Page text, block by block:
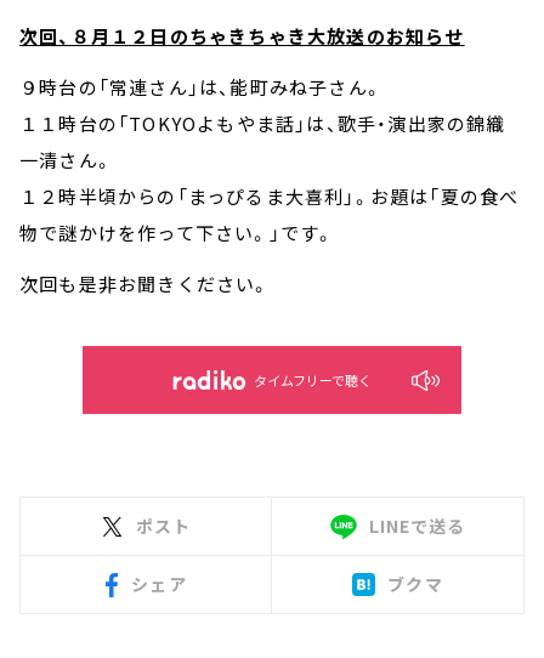
次回、８月１２日のちゃきちゃき大放送のお知らせ
９時台の「常連さん」は、能町みね子さん。
１１時台の「TOKYOよもやま話」は、歌手・演出家の錦織
一清さん。
１２時半頃からの「まっぴるま大喜利」。お題は「夏の食べ
物で謎かけを作って下さい。」です。
次回も是非お聞きください。
タイムフリーで聴く
ポスト LINEで送る
シェア ブクマ